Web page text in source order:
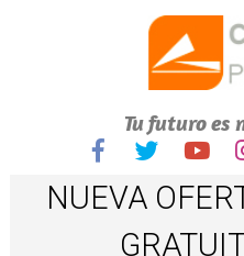
Tu futuro es
NUEVA